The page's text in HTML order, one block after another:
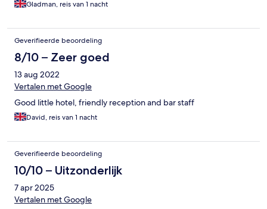
Gladman, reis van 1 nacht
Geverifieerde beoordeling
8/10 – Zeer goed
13 aug 2022
Vertalen met Google
Good little hotel, friendly reception and bar staff
David, reis van 1 nacht
Geverifieerde beoordeling
10/10 – Uitzonderlijk
7 apr 2025
Vertalen met Google